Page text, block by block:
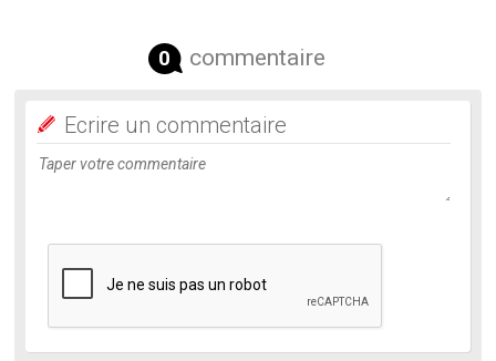
0 commentaire
Ecrire un commentaire